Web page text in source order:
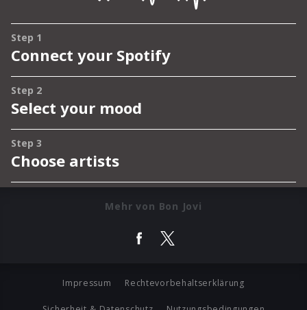
Mehr von Bon Jovi
Impressum Rechtevorbehaltserklärung